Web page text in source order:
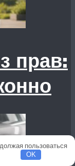
прав:
пользоваться
OK